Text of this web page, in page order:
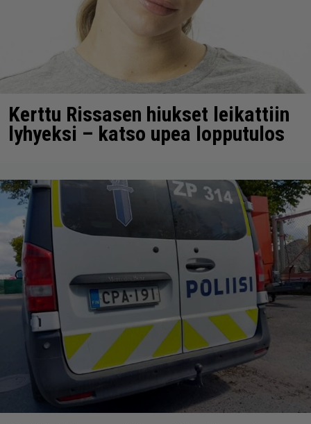
Kerttu Rissasen hiukset leikattiin
lyhyeksi – katso upea lopputulos